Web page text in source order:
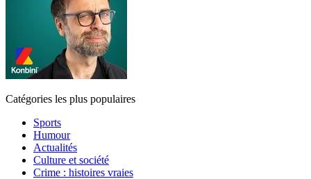
Catégories les plus populaires
Sports
Humour
Actualités
Culture et société
Crime : histoires vraies